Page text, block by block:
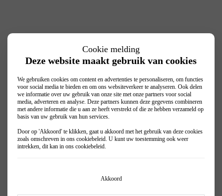
Cookie melding
Deze website maakt gebruik van cookies
We gebruiken cookies om content en advertenties te personaliseren, om functies
voor social media te bieden en om ons websiteverkeer te analyseren. Ook delen
we informatie over uw gebruik van onze site met onze partners voor social
media, adverteren en analyse. Deze partners kunnen deze gegevens combineren
met andere informatie die u aan ze heeft verstrekt of die ze hebben verzameld op
basis van uw gebruik van hun services.
Door op 'Akkoord' te klikken, gaat u akkoord met het gebruik van deze cookies
zoals omschreven in ons cookiebeleid. U kunt uw toestemming ook weer
intrekken, dit kan in ons cookiebeleid.
Akkoord